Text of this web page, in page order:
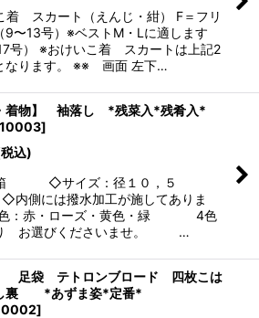
スカート（えんじ・紺） F＝フリ
9〜13号）※ベストM・Lに適します
号） ※おけいこ着 スカートは上記2
なります。 ※※ 画面 左下…
・着物】 袖落し *残菜入*残肴入*
]
込)
◇サイズ：径１０，５
には撥水加工が施してありま
：赤・ローズ・黄色・緑 4色
お選びくださいませ。 …
】 足袋 テトロンブロード 四枚こは
裏 *あずま姿*定番*
]